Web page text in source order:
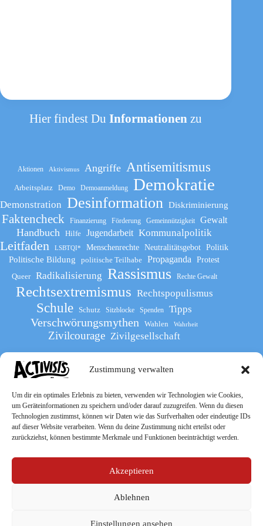
Zustimmung verwalten
Um dir ein optimales Erlebnis zu bieten, verwenden wir Technologien wie Cookies,
um Geräteinformationen zu speichern und/oder darauf zuzugreifen. Wenn du diesen
Technologien zustimmst, können wir Daten wie das Surfverhalten oder eindeutige IDs
auf dieser Website verarbeiten. Wenn du deine Zustimmung nicht erteilst oder
zurückziehst, können bestimmte Merkmale und Funktionen beeinträchtigt werden.
Akzeptieren
Ablehnen
Einstellungen ansehen
Hier findest DuInformationenzu
Aktionen Aktivismus Angriffe Antisemitismus
Arbeitsplatz Demo Demoanmeldung Demokratie
Demonstration Desinformation Diskriminierung
Faktencheck Finanzierung Förderung Gemeinnützigkeit Gewalt
Handbuch Hilfe Jugendarbeit Kommunalpolitik
Leitfaden LSBTQI* Menschenrechte Neutralitätsgebot Politik
Politische Bildung politische Teilhabe Propaganda
Protest
Queer
Radikalisierung Rassismus Rechte Gewalt
Rechtsextremismus Rechtspopulismus
Schule Schutz Sitzblocke Spenden Tipps
Verschwörungsmythen Wahlen Wahrheit
Zivilcourage Zivilgesellschaft
Werde Teil des The Activists Guide